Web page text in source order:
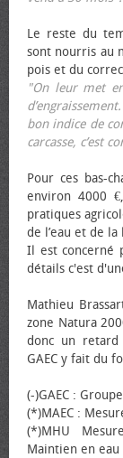
Le reste du
sont nourris au
pois et du
"On leur met
bon indice de
carcasse, c’est
Pour ces bas-
environ 4000
pratiques
de l’eau et de
Il est concerné
détails c'est
Mathieu
zone Natura
donc un retard
GAEC y fait du
(-)GAEC :
(*)MAEC :
(*)MHU
Maintien en eau